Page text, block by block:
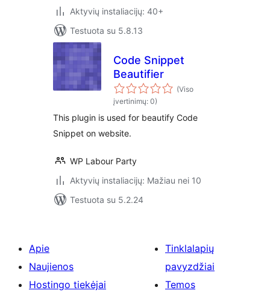
Aktyvių instaliacijų: 40+
Testuota su 5.8.13
Code Snippet
Beautifier
(Viso
įvertinimų: 0)
This plugin is used for beautify Code
Snippet on website.
WP Labour Party
Aktyvių instaliacijų: Mažiau nei 10
Testuota su 5.2.24
Apie
Naujienos
Hostingo tiekėjai
Tinklalapių
pavyzdžiai
Temos